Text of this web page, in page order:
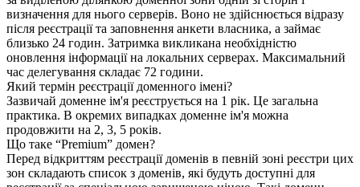
визначення для нього серверів. Воно не здійснюється відразу
після реєстрації та заповнення анкети власника, а займає
близько 24 годин. Затримка викликана необхідністю
оновлення інформації на локальних серверах. Максимальний
час делегування складає 72 години.
Який термін реєстрації доменного імені?
Зазвичай доменне ім'я реєструється на 1 рік. Це загальна
практика. В окремих випадках доменне ім'я можна
продовжити на 2, 3, 5 років.
Що таке “Premium” домен?
Перед відкриттям реєстрації доменів в певній зоні реєстри цих
зон складають список з доменів, які будуть доступні для